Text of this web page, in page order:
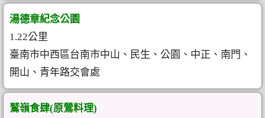
湯德章紀念公園
1.22公里
臺南市中西區台南市中山、民生、公園、中正、南門、
開山、青年路交會處
鷲嶺食肆(原鶯料理)